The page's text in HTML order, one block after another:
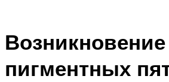
Возникновение
пигментных